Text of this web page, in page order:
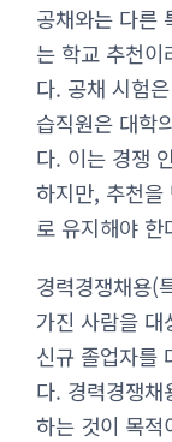
공채와는 다른
는 학교 추천이
다. 공채 시험
습직원은 대학
다. 이는 경쟁
하지만, 추천
로 유지해야 한
경력경쟁채용(
가진 사람을 대
신규 졸업자를
다. 경력경쟁
하는 것이 목적